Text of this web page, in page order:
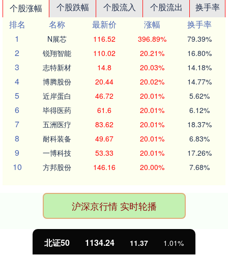
个股涨幅 个股跌幅 个股流入 个股流出
换手率
排名
名称 最新价 涨幅
换手率
1
N展芯 116.52 396.89% 79.39%
2 锐翔智能 110.02 20.21% 16.80%
3 志特新材 14.8 20.03% 14.18%
4 博腾股份 20.44 20.02% 14.77%
5 近岸蛋白 46.72 20.01% 5.62%
6 毕得医药 61.6 20.01% 6.12%
7 五洲医疗 83.62 20.01% 18.37%
8 耐科装备 49.67 20.01% 6.83%
9 一博科技 53.33 20.01% 17.26%
10 方邦股份 146.16 20.00% 7.68%
沪深京行情 实时轮播
北证50 1134.24 11.37 1.01%